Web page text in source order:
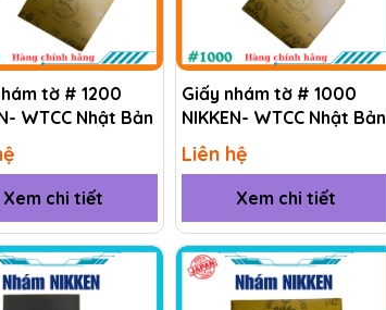
tờ # 1200
WTCC Nhật Bản
Xem chi tiết
Giấy nhám tờ # 1000
NIKKEN- WTCC Nhật Bản
Liên hệ
Xem chi tiết